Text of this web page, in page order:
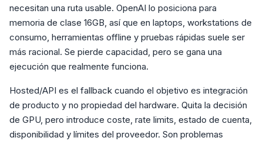
necesitan una ruta usable. OpenAI lo posiciona para
memoria de clase 16GB, así que en laptops, workstations de
consumo, herramientas offline y pruebas rápidas suele ser
más racional. Se pierde capacidad, pero se gana una
ejecución que realmente funciona.
Hosted/API es el fallback cuando el objetivo es integración
de producto y no propiedad del hardware. Quita la decisión
de GPU, pero introduce coste, rate limits, estado de cuenta,
disponibilidad y límites del proveedor. Son problemas